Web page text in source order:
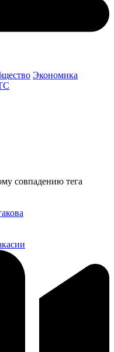
Экономика
совпадению тега